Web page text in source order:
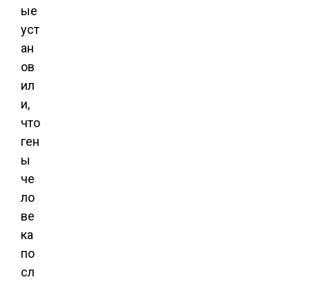
ые
уст
ан
ов
ил
и,
что
ген
ы
че
ло
ве
ка
по
сл